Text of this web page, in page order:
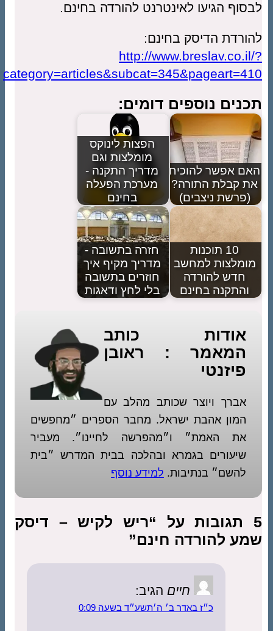
לבסוף הגיעו לאינטרנט להורדה בחינם.
להורדת הדיסק בחינם:
http://www.breslav.co.il/?
category=articles&subcat=345&pageart=410
תכנים נוספים דומים:
האם אפשר להוכיח
את קבלת התורה?
(פרשת ניצבים)
הפצות לינוקס
מומלצות וגם
מדריך התקנה -
מערכת הפעלה
בחינם
10 תוכנות
מומלצות למחשב
חדש להורדה
והתקנה בחינם
חזרה בתשובה -
מדריך מקיף איך
חוזרים בתשובה
בלי לחץ ודאגות
אודות כותב
המאמר : ראובן
פיזנטי
אברך ויוצר שכותב מהלב עם
המון אהבת ישראל. מחבר הספרים ״מחפשים
את האמת״ ו״מהפרשה לחיינו״. מעביר
שיעורים בגמרא ובהלכה בבית המדרש ״בית
להשם״ בנתיבות. למידע נוסף
5 תגובות על “ריש לקיש – דיסק
שמע להורדה חינם”
חיים הגיב:
כ״ז באדר ב׳ ה׳תשע״ד בשעה 0:09